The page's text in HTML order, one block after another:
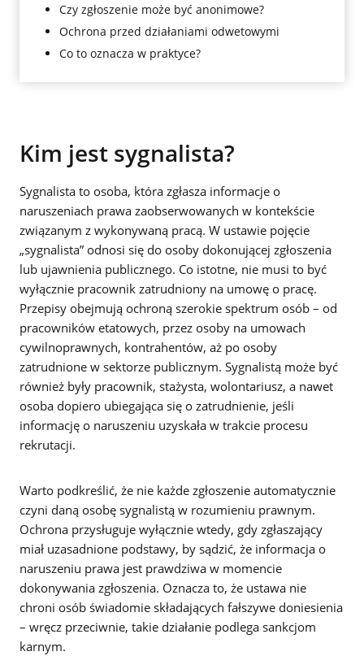
Czy zgłoszenie może być anonimowe?
Ochrona przed działaniami odwetowymi
Co to oznacza w praktyce?
Kim jest sygnalista?
Sygnalista to osoba, która zgłasza informacje o
naruszeniach prawa zaobserwowanych w kontekście
związanym z wykonywaną pracą. W ustawie pojęcie
„sygnalista” odnosi się do osoby dokonującej zgłoszenia
lub ujawnienia publicznego. Co istotne, nie musi to być
wyłącznie pracownik zatrudniony na umowę o pracę.
Przepisy obejmują ochroną szerokie spektrum osób – od
pracowników etatowych, przez osoby na umowach
cywilnoprawnych, kontrahentów, aż po osoby
zatrudnione w sektorze publicznym. Sygnalistą może być
również były pracownik, stażysta, wolontariusz, a nawet
osoba dopiero ubiegająca się o zatrudnienie, jeśli
informację o naruszeniu uzyskała w trakcie procesu
rekrutacji.
Warto podkreślić, że nie każde zgłoszenie automatycznie
czyni daną osobę sygnalistą w rozumieniu prawnym.
Ochrona przysługuje wyłącznie wtedy, gdy zgłaszający
miał uzasadnione podstawy, by sądzić, że informacja o
naruszeniu prawa jest prawdziwa w momencie
dokonywania zgłoszenia. Oznacza to, że ustawa nie
chroni osób świadomie składających fałszywe doniesienia
– wręcz przeciwnie, takie działanie podlega sankcjom
karnym.